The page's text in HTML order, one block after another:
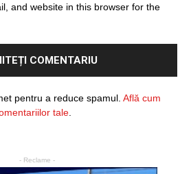
and website in this browser for the
pentru a reduce spamul. Află cum
tale
- Reclame -